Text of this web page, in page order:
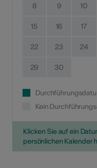
8 9 10
15 16 17
22 23 24
29 30
Kein
Klicken Sie auf ein
persönlichen Kalender